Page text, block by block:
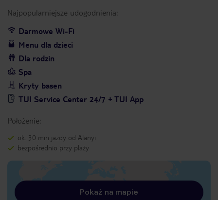
Najpopularniejsze udogodnienia:
Darmowe Wi-Fi
Menu dla dzieci
Dla rodzin
Spa
Kryty basen
TUI Service Center 24/7 + TUI App
Położenie:
ok. 30 min jazdy od Alanyi
bezpośrednio przy plaży
Pokaż na mapie